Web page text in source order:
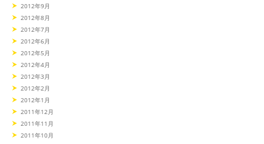
2012年9月
2012年8月
2012年7月
2012年6月
2012年5月
2012年4月
2012年3月
2012年2月
2012年1月
2011年12月
2011年11月
2011年10月